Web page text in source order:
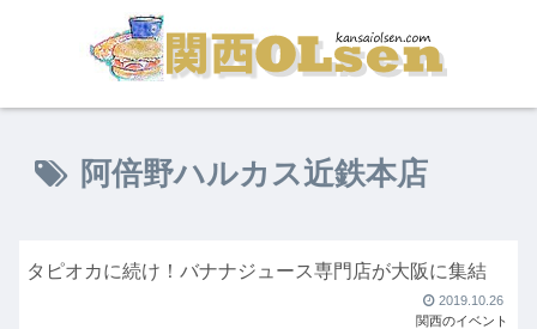
阿倍野ハルカス近鉄本店
タピオカに続け！バナナジュース専門店が大阪に集結
2019.10.26
関西のイベント